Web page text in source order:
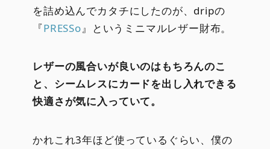
を詰め込んでカタチにしたのが、dripの
『PRESSo』というミニマルレザー財布。
レザーの風合いが良いのはもちろんのこ
と、シームレスにカードを出し入れできる
快適さが気に入っていて。
かれこれ3年ほど使っているぐらい、僕の